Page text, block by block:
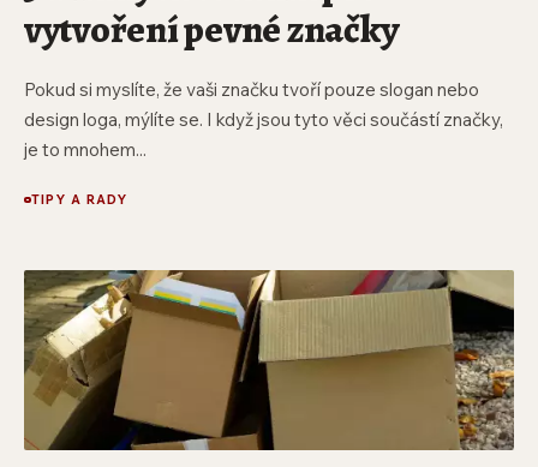
vytvoření pevné značky
Pokud si myslíte, že vaši značku tvoří pouze slogan nebo
design loga, mýlíte se. I když jsou tyto věci součástí značky,
je to mnohem...
TIPY A RADY